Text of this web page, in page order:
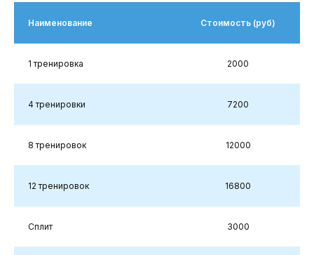
Наименование Стоимость (руб)
1 тренировка 2000
4 тренировки 7200
8 тренировок 12000
12 тренировок 16800
Сплит 3000